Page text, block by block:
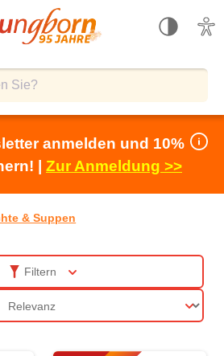
anmelden und 10%
| Zur Anmeldung >>
& Suppen
Filtern